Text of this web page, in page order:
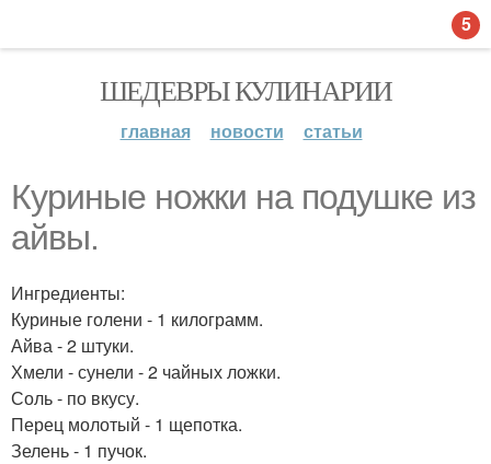
ШЕДЕВРЫ КУЛИНАРИИ
главная новости статьи
Куриные ножки на подушке из
айвы.
Ингредиенты:
Куриные голени - 1 килограмм.
Айва - 2 штуки.
Хмели - сунели - 2 чайных ложки.
Соль - по вкусу.
Перец молотый - 1 щепотка.
Зелень - 1 пучок.
5